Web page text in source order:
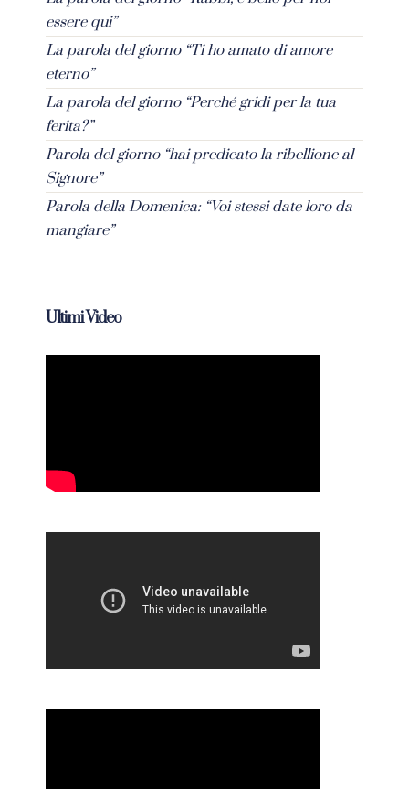
essere qui”
La parola del giorno “Ti ho amato di amore
eterno”
La parola del giorno “Perché gridi per la tua
ferita?”
Parola del giorno “hai predicato la ribellione al
Signore”
Parola della Domenica: “Voi stessi date loro da
mangiare”
Ultimi Video